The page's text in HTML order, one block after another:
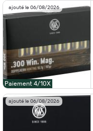
ajouté le 06/08/2026
Paiement 4/10X
ajouté le 06/08/2026